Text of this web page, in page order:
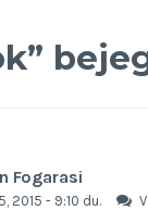
”
Fogarasi
2015 - 9:10 du.